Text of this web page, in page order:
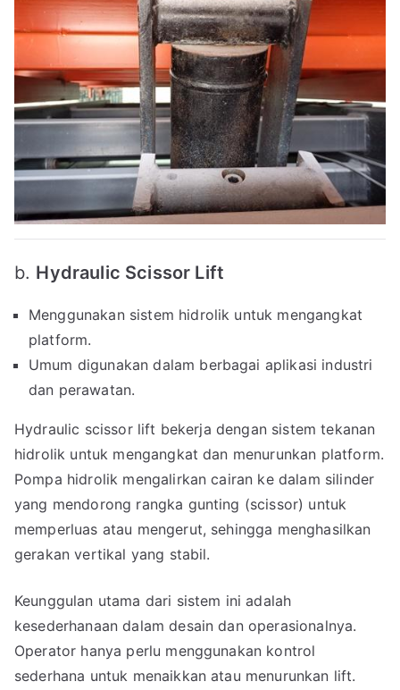
b. Hydraulic Scissor Lift
Menggunakan sistem hidrolik untuk mengangkat
platform.
Umum digunakan dalam berbagai aplikasi industri
dan perawatan.
Hydraulic scissor lift bekerja dengan sistem tekanan
hidrolik untuk mengangkat dan menurunkan platform.
Pompa hidrolik mengalirkan cairan ke dalam silinder
yang mendorong rangka gunting (scissor) untuk
memperluas atau mengerut, sehingga menghasilkan
gerakan vertikal yang stabil.
Keunggulan utama dari sistem ini adalah
kesederhanaan dalam desain dan operasionalnya.
Operator hanya perlu menggunakan kontrol
sederhana untuk menaikkan atau menurunkan lift.